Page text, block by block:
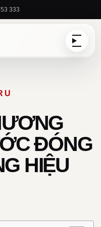
333
ĐÓNG
HIỆU